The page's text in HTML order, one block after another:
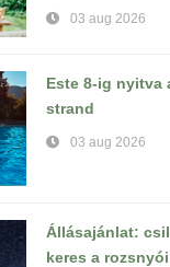
03 aug 2026
Este 8-ig nyitva
strand
03 aug 2026
Állásajánlat:
keres a rozsnyói